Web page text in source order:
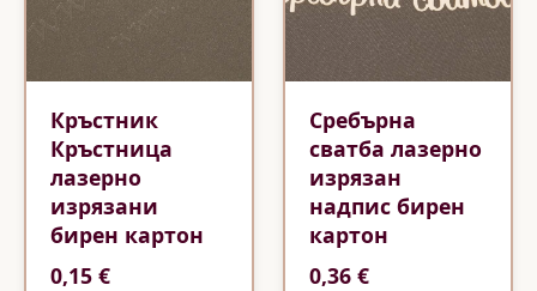
Кръстник
Кръстница
лазерно
изрязани
бирен картон
0,15 €
Сребърна
сватба лазерно
изрязан
надпис бирен
картон
0,36 €